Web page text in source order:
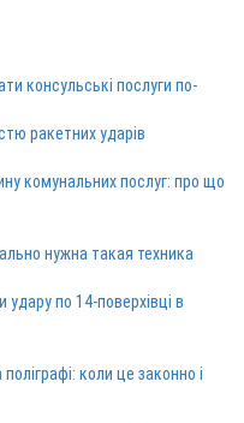
консульські послуги по-
ракетних ударів
комунальних послуг: про що
нужна такая техника
удару по 14-поверхівці в
коли це законно і